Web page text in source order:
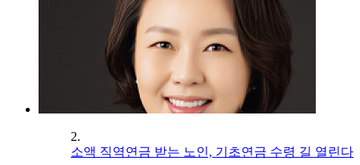
2.
소액 직역연금 받는 노인, 기초연금 수령 길 열린다